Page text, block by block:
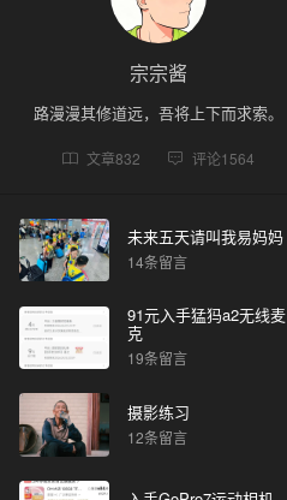
宗宗酱
路漫漫其修道远，吾将上下而求索。
文章832 评论1564
未来五天请叫我易妈妈
14条留言
91元入手猛犸a2无线麦
克
19条留言
摄影练习
12条留言